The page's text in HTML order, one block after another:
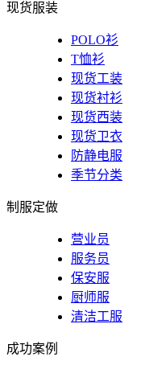
现货服装
POLO衫
T恤衫
现货工装
现货衬衫
现货西装
现货卫衣
防静电服
季节分类
制服定做
营业员
服务员
保安服
厨师服
清洁工服
成功案例